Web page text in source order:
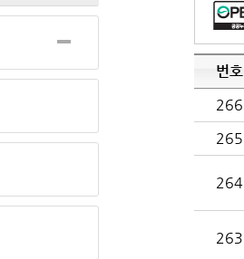
번호
266
265
264
263